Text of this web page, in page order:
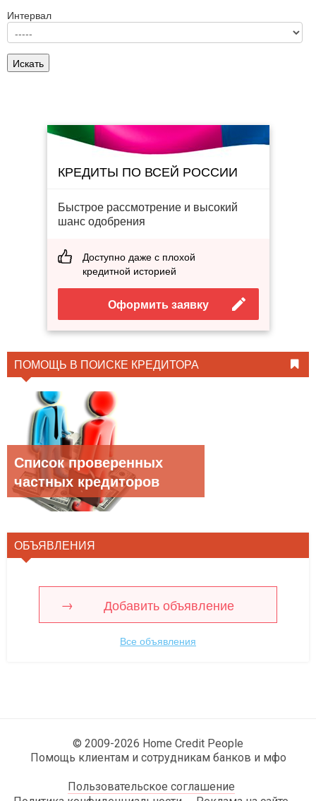
Интервал
КРЕДИТЫ ПО ВСЕЙ РОССИИ
Быстрое рассмотрение и высокий
шанс одобрения
Доступно даже с плохой
кредитной историей
Оформить заявку
ПОМОЩЬ В ПОИСКЕ КРЕДИТОРА
Список проверенных
частных кредиторов
ОБЪЯВЛЕНИЯ
Добавить объявление
Все объявления
© 2009-2026 Home Credit People
Помощь клиентам и сотрудникам банков и мфо
Пользовательское соглашение